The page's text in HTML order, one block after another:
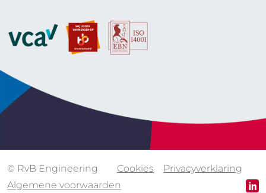
© RvB Engineering Cookies
Privacyverklaring
Algemene voorwaarden